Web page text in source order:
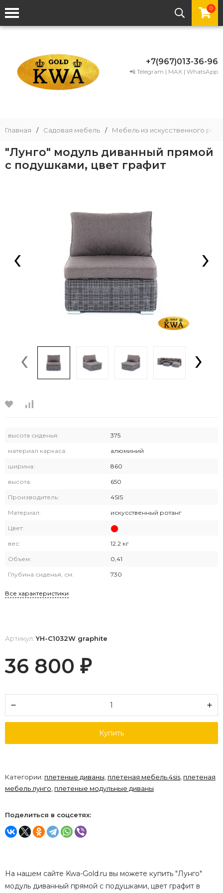
0
+7(967)013-36-96
📲 Telegram | MAX | WhatsApp
Главная / Садовая мебель / Мебель из искусственного
"Лунго" модуль диванный прямой
с подушками, цвет графит
‹ ›
‹ ›
высота сиденья: 375
материал каркаса: алюминий
ширина: 860
высота: 650
Производитель: 4SIS
Материал: искусственный ротанг
Цвет:
вес: 12.2 кг
Объем: 0,41
Глубина сиденья, см: 730
Все характеристики
Артикул:YH-C1032W graphite
36 800 ₽
Купить
Категории: плетеные диваны, плетеная мебель 4sis, плетеная
мебель лунго, плетеные модульные диваны
Поделиться в соцсетях:
На нашем сайте Kwa-Gold.ru вы можете купить "Лунго"
модуль диванный прямой с подушками, цвет графит в